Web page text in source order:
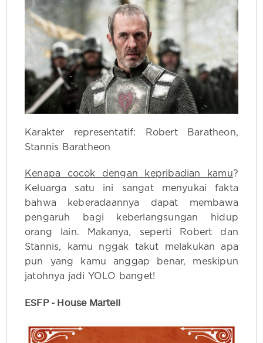
Karakter representatif: Robert Baratheon,
Stannis Baratheon
Kenapa cocok dengan kepribadian kamu?
Keluarga satu ini sangat menyukai fakta
bahwa keberadaannya dapat membawa
pengaruh bagi keberlangsungan hidup
orang lain. Makanya, seperti Robert dan
Stannis, kamu nggak takut melakukan apa
pun yang kamu anggap benar, meskipun
jatohnya jadi YOLO banget!
ESFP - House Martell